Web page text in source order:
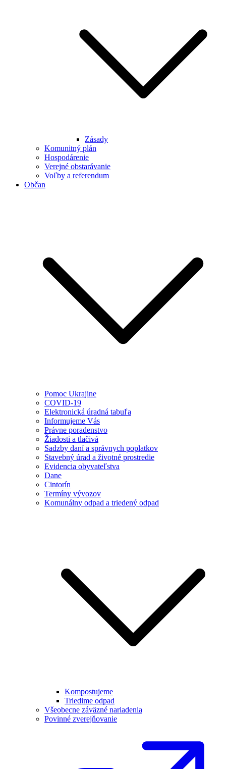
Zásady
Komunitný plán
Hospodárenie
Verejné obstarávanie
Voľby a referendum
Občan
Pomoc Ukrajine
COVID-19
Elektronická úradná tabuľa
Informujeme Vás
Právne poradenstvo
Žiadosti a tlačivá
Sadzby daní a správnych poplatkov
Stavebný úrad a životné prostredie
Evidencia obyvateľstva
Dane
Cintorín
Termíny vývozov
Komunálny odpad a triedený odpad
Kompostujeme
Triedime odpad
Všeobecne záväzné nariadenia
Povinné zverejňovanie